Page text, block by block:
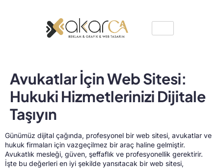
Avukatlar İçin Web Sitesi:
Hukuki Hizmetlerinizi Dijitale
Taşıyın
Günümüz dijital çağında, profesyonel bir web sitesi, avukatlar ve
hukuk firmaları için vazgeçilmez bir araç haline gelmiştir.
Avukatlık mesleği, güven, şeffaflık ve profesyonellik gerektirir.
İşte bu değerleri en iyi şekilde yansıtacak bir web sitesi,